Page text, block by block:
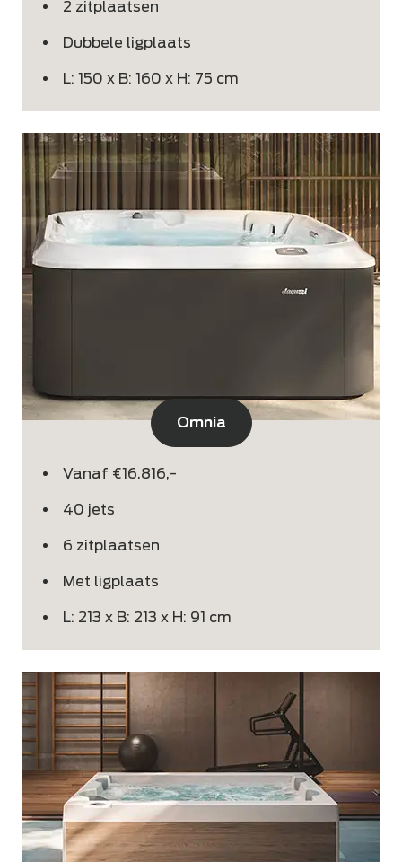
2 zitplaatsen
Dubbele ligplaats
L: 150 x B: 160 x H: 75 cm
Vanaf €16.816,-
40 jets
6 zitplaatsen
Met ligplaats
L: 213 x B: 213 x H: 91 cm
Omnia